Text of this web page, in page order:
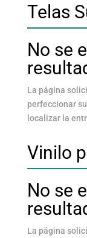
Telas
No se
La página
perfeccionar
localizar la
Vinilo
No se
La página